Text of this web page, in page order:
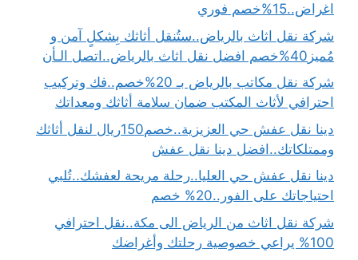
اغراض..15%خصم فوري
شركة نقل اثاث بالرياض..ستُنقل أثاثك بِشكلٍ آمن و
مُميز40%خصم افضل نقل اثاث بالرياض..اتصل الـأن
شركة نقل مكاتب بالرياض بـ 20%خصم..فك وتركيب
احترافي لأثاث المكتب ضمان سلامة أثاثك ومعداتك
دينا نقل عفش حي العزيزية..خصم150ريال لنقل أثاثك
وممتلكاتك..افضل دينا نقل عفش
دينا نقل عفش حي العليا..رحلة مريحة لعفشك..تُلبي
احتياجاتك على الفور..20% خصم
شركة نقل اثاث من الرياض الى مكة..نقل احترافي
100% يراعي خصوصية رحلتك وأغراضك